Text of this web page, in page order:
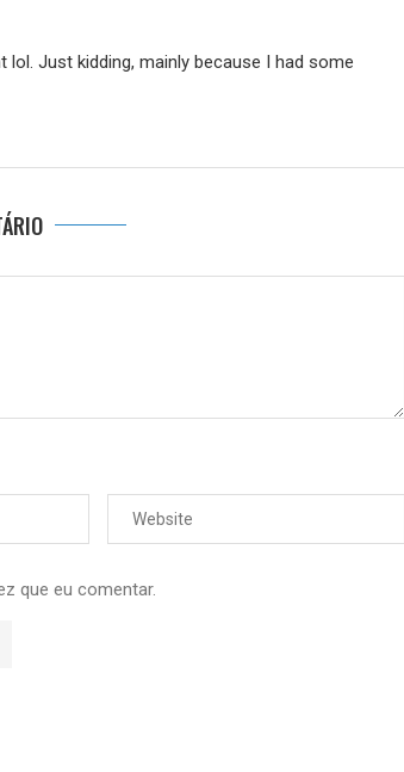
Just kidding, mainly because I had some
que eu comentar.